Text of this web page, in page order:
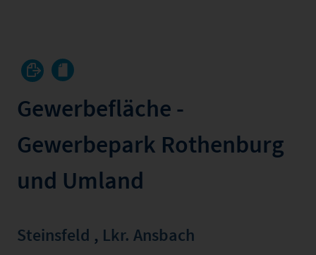
Gewerbefläche -
Gewerbepark Rothenburg
und Umland
Steinsfeld , Lkr. Ansbach